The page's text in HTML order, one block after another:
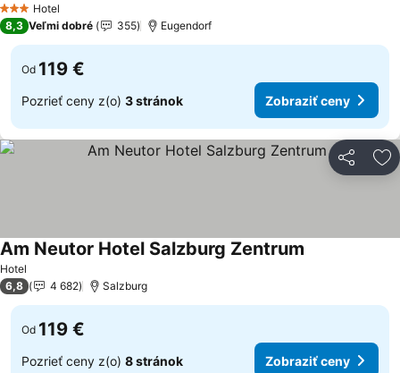
3 Počet hviezdičiek
Hotel
8,3 Veľmi dobré 355 Eugendorf
Od 119 €
Pozrieť ceny z(o) 3 stránok Zobraziť ceny
Zdieľať
Hotel
Am Neutor Hotel Salzburg Zentrum
6,8 4 682 Salzburg
Od 119 €
Pozrieť ceny z(o) 8 stránok Zobraziť ceny